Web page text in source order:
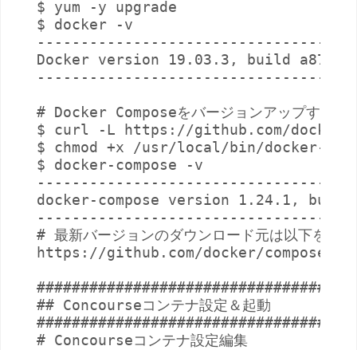
$ yum -y upgrade
$ docker -v
Docker version 19.03.3, build
# Docker Composeをバージョンアップする
$ curl -L https://github.com/docker/
$ chmod +x /usr/local/bin/docker-
$ docker-compose -v
docker-compose version 1.24.1, build
# 最新バージョンのダウンロード元は以下を参
https://github.com/docker/compose/
## Concourseコンテナ設定＆起動
# Concourseコンテナ設定編集